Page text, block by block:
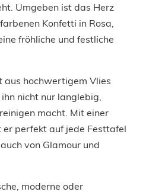
Umgeben ist das Herz
Konfetti in Rosa,
fröhliche und festliche
aus hochwertigem Vlies
nicht nur langlebig,
macht. Mit einer
perfekt auf jede Festtafel
von Glamour und
moderne oder